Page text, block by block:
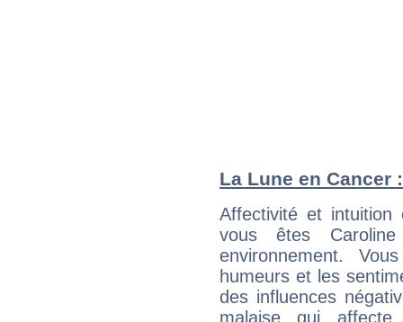
La Lune en Cancer
Affectivité et intuition
vous êtes
environnement.
humeurs et les
des influences
malaise qui